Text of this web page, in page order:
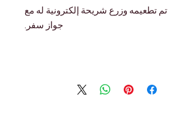
تم تطعيمه وزرع شريحة إلكترونية له مع
جواز سفر.